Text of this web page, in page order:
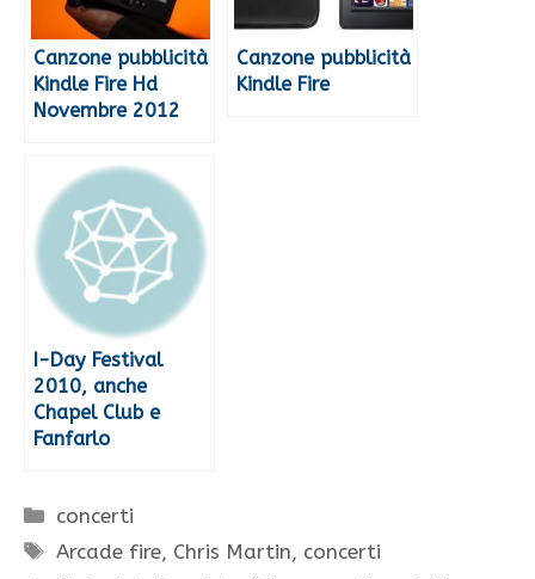
Canzone pubblicità
Kindle Fire Hd
Novembre 2012
Canzone pubblicità
Kindle Fire
I-Day Festival
2010, anche
Chapel Club e
Fanfarlo
Categorie
concerti
Tag
Arcade fire, Chris Martin, concerti